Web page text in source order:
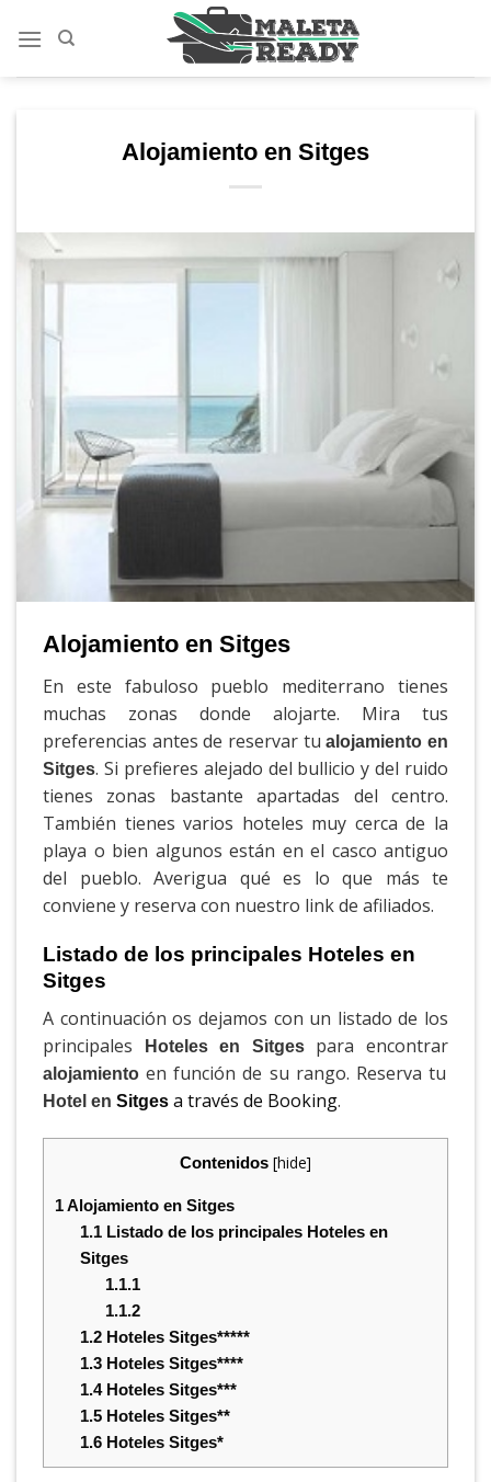
Alojamiento en Sitges
Alojamiento en Sitges
En este fabuloso pueblo mediterrano tienes
muchas zonas donde alojarte. Mira tus
preferencias antes de reservar tualojamiento en
Sitges. Si prefieres alejado del bullicio y del ruido
tienes zonas bastante apartadas del centro.
También tienes varios hoteles muy cerca de la
playa o bien algunos están en el casco antiguo
del pueblo. Averigua qué es lo que más te
conviene y reserva con nuestro link de afiliados.
Listado de los principales Hoteles en
Sitges
A continuación os dejamos con un listado de los
principales
Hoteles en Sitges para encontrar
alojamientoen función de su rango. Reserva tu
Hotel en Sitges a través de Booking.
Contenidos [hide]
1Alojamiento en Sitges
1.1Listado de los principales Hoteles en
Sitges
1.1.1
1.1.2
1.2Hoteles Sitges*****
1.3Hoteles Sitges****
1.4Hoteles Sitges***
1.5Hoteles Sitges**
1.6Hoteles Sitges*